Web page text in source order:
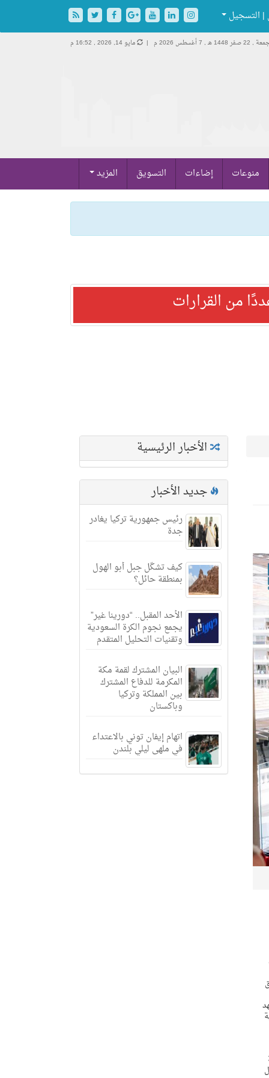
| التسجيل
, 22 صفر 1448 هـ , 7 أغسطس 2026 م | مايو 14, 2026 , 16:52 م
منوعات إضاءات التسويق المزيد
من القرارات
الأخبار الرئيسية
جديد الأخبار
رئيس جمهورية تركيا يغادر
جدة
كيف تشكّل جبل أبو الهول
بمنطقة حائل؟
الأحد المقبل.. “دورينا غير”
يجمع نجوم الكرة السعودية
وتقنيات التحليل المتقدم
البيان المشترك لقمة مكة
المكرمة للدفاع المشترك
بين المملكة وتركيا
وباكستان
اتهام إيفان توني بالاعتداء
في ملهى ليلي بلندن